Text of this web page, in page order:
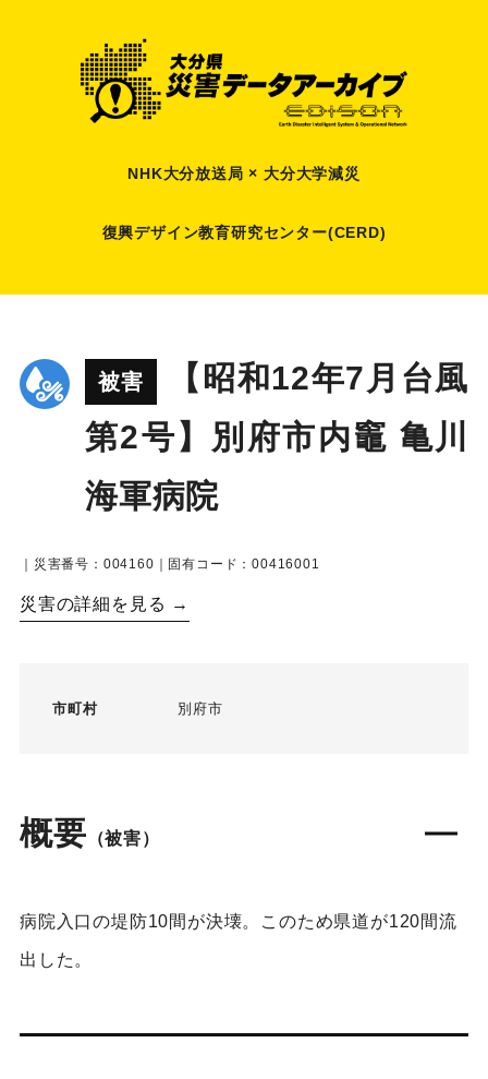
NHK大分放送局 × 大分大学減災
復興デザイン教育研究センター(CERD)
被害
【昭和12年7月台風
第2号】別府市内竈 亀川
海軍病院
｜災害番号：004160｜固有コード：00416001
災害の詳細を見る →
市町村 別府市
概要 （被害）
病院入口の堤防10間が決壊。このため県道が120間流
出した。